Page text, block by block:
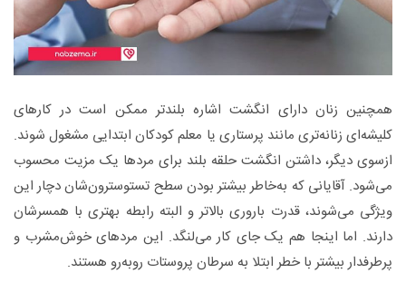
همچنین زنان دارای انگشت اشاره بلندتر ممکن است در کارهای
کلیشه‌ای زنانه‌تری مانند پرستاری یا معلم کودکان ابتدایی مشغول شوند.
از‌سوی دیگر، داشتن انگشت حلقه بلند برای مردها یک مزیت محسوب
می‌شود. آقایانی که به‌خاطر بیشتر بودن سطح تستوسترون‌شان دچار این
ویژگی می‌شوند، قدرت باروری بالاتر و البته رابطه بهتری با همسرشان
دارند. اما اینجا هم یک جای کار می‌لنگد. این مردهای خوش‌مشرب و
پرطرفدار بیشتر با خطر ابتلا به سرطان پروستات روبه‌رو هستند.